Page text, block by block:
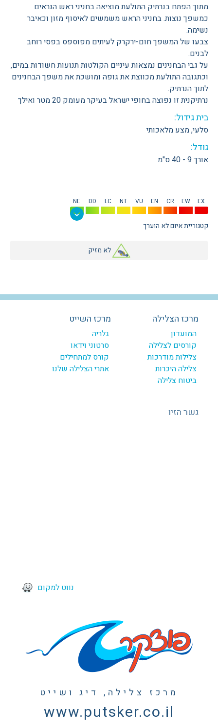
מתוך הפתח בנרתיק התולעת מוציאה בחניני ראש הנראים
כמשפך נוצות. בחניני הראש משמשים לאיסוף מזון וכאיבר
נשימה.
צבעו של המשפך חום-ירקרק לעיתים מפוספס בפסי רוחב
לבנים.
על גבי הבחנינים נמצאות עיניים הקולטות תנועות חשודות במים,
וכתגובה התולעת מכווצת את גופה ומושכת את משפך הבחנינים
לתוך הנרתיק.
נרתיקנית זו נפוצה בחופי ישראל בעיקר מעומק 20 מטר ואילך
בית גידול:
סלעי, מצע מלאכותי
גודל:
אורך 9 - 40 ס"מ
EX
EW
CR
EN
VU
NT
LC
DD
NE
קטגוריית איום לא הוערך
לא מזיק
מרכז הצלילה
המועדון
קורסים לצלילה
צלילות מודרכות
צלילה היכרות
ביטוח צלילה
מרכז השייט
גלריה
סרטוני וידאו
קורס למתחילים
אתרי הצלילה שלנו
גשר הזיו
נווט למקום
מרכז צלילה, דיג ושייט
www.putsker.co.il